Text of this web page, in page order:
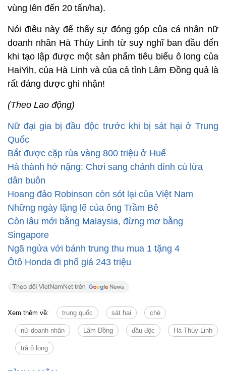
vùng lên đến 20 tấn/ha).
Nói điều này để thấy sự đóng góp của cá nhân nữ
doanh nhân Hà Thúy Linh từ suy nghĩ ban đầu đến
khi tạo lập được một sản phẩm tiêu biểu ô long của
HaiYih, của Hà Linh và của cả tỉnh Lâm Đồng quả là
rất đáng được ghi nhận!
(Theo Lao động)
Nữ đại gia bị đầu độc trước khi bị sát hại ở Trung
Quốc
Bắt được cặp rùa vàng 800 triệu ở Huế
Hà thành hớ nặng: Chơi sang chảnh dính cú lừa
dân buôn
Hoang đảo Robinson còn sót lại của Việt Nam
Những ngày lặng lẽ của ông Trầm Bê
Còn lâu mới bằng Malaysia, đừng mơ bằng
Singapore
Ngã ngửa với bánh trung thu mua 1 tặng 4
Ôtô Honda đi phố giá 243 triệu
Xem thêm về: trung quốc sát hại chè
nữ doanh nhân Lâm Đồng đầu độc Hà Thúy Linh
trà ô long